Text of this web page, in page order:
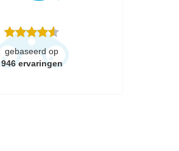
gebaseerd op
946 ervaringen